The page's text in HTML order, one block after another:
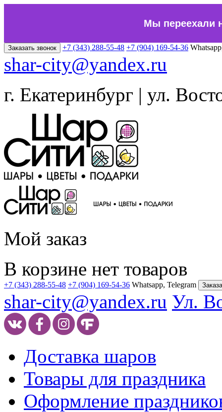
Мы переехали
Заказать звонок +7 (343) 288-55-48 +7 (904) 169-54-36
shar-city@yandex.ru
г. Екатеринбург | ул.
Мой заказ
В корзине нет товаров
+7 (343) 288-55-48 +7 (904) 169-54-36 Whatsapp, Telegram
shar-city@yandex.ru Ул.
Доставка шаров
Товары для праздника
Оформление